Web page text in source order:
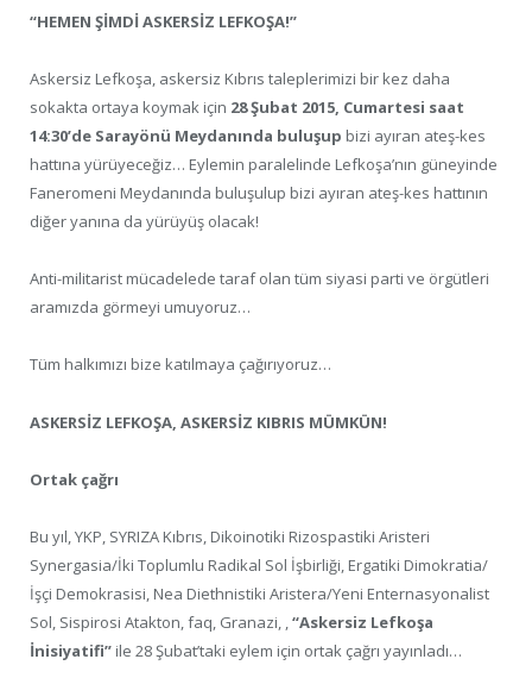
“HEMEN ŞİMDİ ASKERSİZ LEFKOŞA!”
Askersiz Lefkoşa, askersiz Kıbrıs taleplerimizi bir kez daha
sokakta ortaya koymak için 28 Şubat 2015, Cumartesi saat
14:30’de Sarayönü Meydanında buluşup bizi ayıran ateş-kes
hattına yürüyeceğiz… Eylemin paralelinde Lefkoşa’nın güneyinde
Faneromeni Meydanında buluşulup bizi ayıran ateş-kes hattının
diğer yanına da yürüyüş olacak!
Anti-militarist mücadelede taraf olan tüm siyasi parti ve örgütleri
aramızda görmeyi umuyoruz…
Tüm halkımızı bize katılmaya çağırıyoruz…
ASKERSİZ LEFKOŞA, ASKERSİZ KIBRIS MÜMKÜN!
Ortak çağrı
Bu yıl, YKP, SYRIZA Kıbrıs, Dikoinotiki Rizospastiki Aristeri
Synergasia/İki Toplumlu Radikal Sol İşbirliği, Ergatiki Dimokratia/
İşçi Demokrasisi, Nea Diethnistiki Aristera/Yeni Enternasyonalist
Sol, Sispirosi Atakton, faq, Granazi, ,“Askersiz Lefkoşa
İnisiyatifi” ile 28 Şubat’taki eylem için ortak çağrı yayınladı…